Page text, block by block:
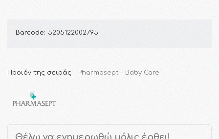
Barcode: 5205122002795
Προϊόν της σειράς Pharmasept - Baby Care
Θέλω να ενημερωθώ μόλις έρθει!